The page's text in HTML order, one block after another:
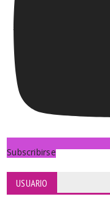
Subscribirse
USUARIO